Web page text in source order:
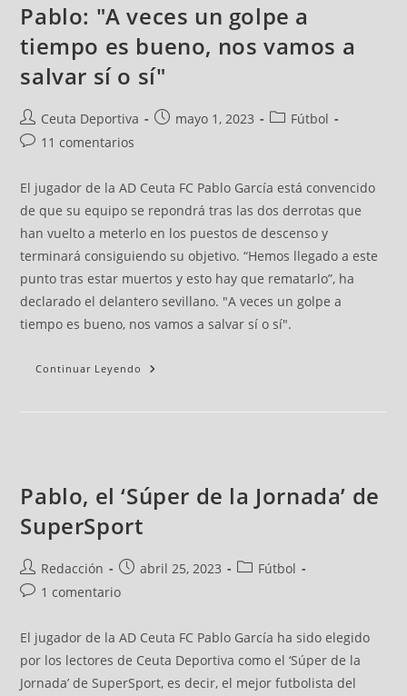
Pablo: "A veces un golpe a
tiempo es bueno, nos vamos a
salvar sí o sí"
Ceuta Deportiva mayo 1, 2023
Fútbol
11 comentarios
El jugador de la AD Ceuta FC Pablo García está convencido
de que su equipo se repondrá tras las dos derrotas que
han vuelto a meterlo en los puestos de descenso y
terminará consiguiendo su objetivo. “Hemos llegado a este
punto tras estar muertos y esto hay que rematarlo”, ha
declarado el delantero sevillano. "A veces un golpe a
tiempo es bueno, nos vamos a salvar sí o sí".
Continuar Leyendo
Pablo, el ‘Súper de la Jornada’ de
SuperSport
Redacción abril 25, 2023
Fútbol
1 comentario
El jugador de la AD Ceuta FC Pablo García ha sido elegido
por los lectores de Ceuta Deportiva como el ‘Súper de la
Jornada’ de SuperSport, es decir, el mejor futbolista del